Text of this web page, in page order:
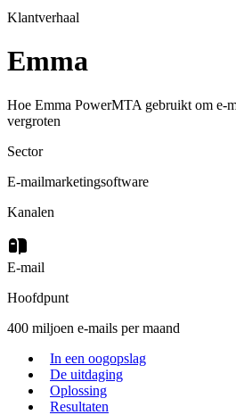
Klantverhaal
Emma
Hoe Emma PowerMTA gebruikt om e-
vergroten
Sector
E-mailmarketingsoftware
Kanalen
E-mail
Hoofdpunt
400 miljoen e-mails per maand
In een oogopslag
De uitdaging
Oplossing
Resultaten